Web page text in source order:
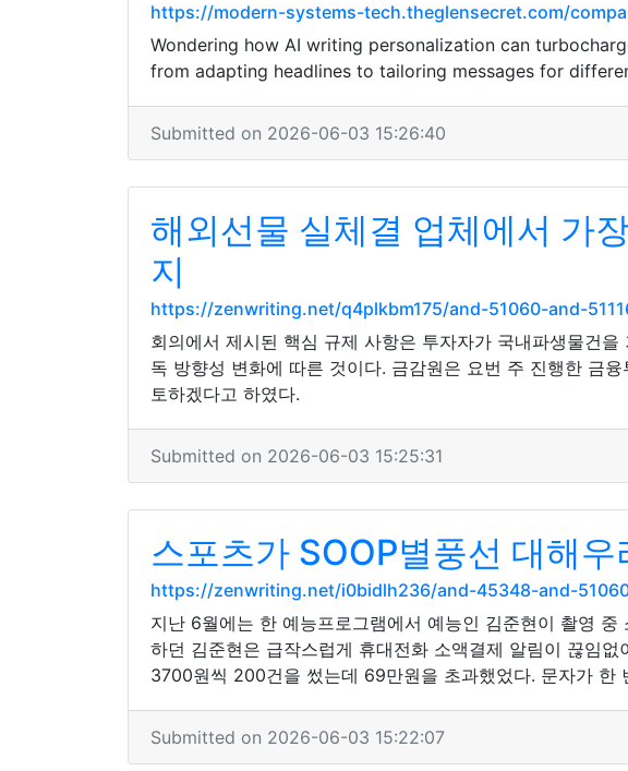
https://modern-systems-tech.theglensecret.com/
Wondering how AI writing personalization can
from adapting headlines to tailoring messages for
Submitted on 2026-06-03 15:26:40
해외선물 실체결 업체에서 가
지
https://zenwriting.net/q4plkbm175/and-51060-and-
회의에서 제시된 핵심 규제 사항은 투자자가 국내파생물건
독 방향성 변화에 따른 것이다. 금감원은 요번 주 진행한 금
토하겠다고 하였다.
Submitted on 2026-06-03 15:25:31
스포츠가 SOOP별풍선 대해
https://zenwriting.net/i0bidlh236/and-45348-and-
지난 6월에는 한 예능프로그램에서 예능인 김준현이 촬영
하던 김준현은 급작스럽게 휴대전화 소액결제 알림이 끊임
3700원씩 200건을 썼는데 69만원을 초과했었다. 문자가 한
Submitted on 2026-06-03 15:22:07